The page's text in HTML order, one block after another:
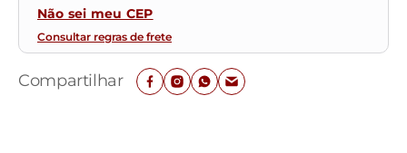
Não sei meu CEP
Consultar regras de frete
Compartilhar